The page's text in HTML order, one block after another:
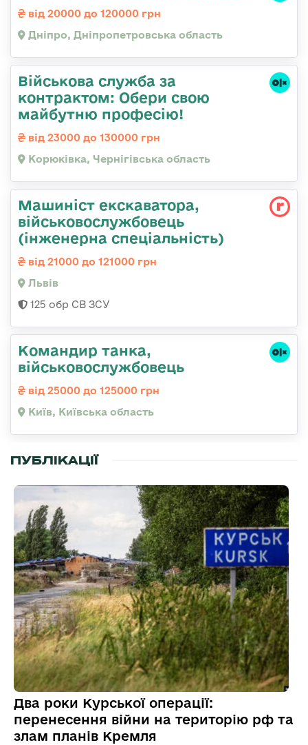
від 20000 до 120000 грн
Дніпро, Дніпропетровська область
Військова служба за
контрактом: Обери свою
майбутню професію!
від 23000 до 130000 грн
Корюківка, Чернігівська область
Машиніст екскаватора,
військовослужбовець
(інженерна спеціальність)
від 21000 до 121000 грн
Львів
125 обр СВ ЗСУ
Командир танка,
військовослужбовець
від 25000 до 125000 грн
Київ, Київська область
ПУБЛІКАЦІЇ
Два роки Курської операції:
перенесення війни на територію рф та
злам планів Кремля